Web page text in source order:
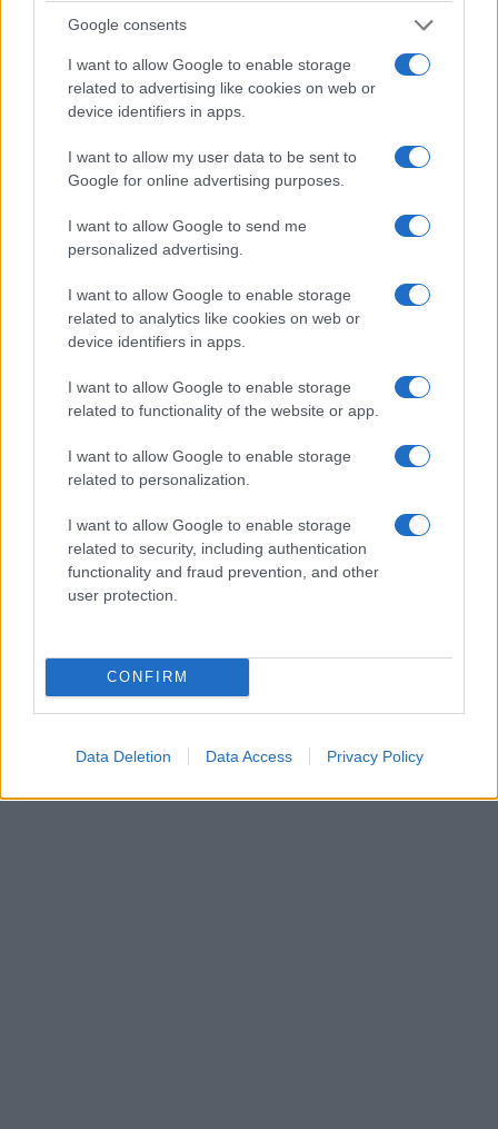
Google consents
I want to allow Google to enable storage
related to advertising like cookies on web or
device identifiers in apps.
I want to allow my user data to be sent to
Google for online advertising purposes.
I want to allow Google to send me
personalized advertising.
I want to allow Google to enable storage
related to analytics like cookies on web or
device identifiers in apps.
I want to allow Google to enable storage
related to functionality of the website or app.
I want to allow Google to enable storage
related to personalization.
I want to allow Google to enable storage
related to security, including authentication
functionality and fraud prevention, and other
user protection.
CONFIRM
Data Deletion Data Access Privacy Policy